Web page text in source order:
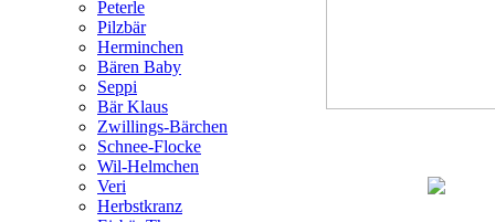
Peterle
Pilzbär
Herminchen
Bären Baby
Seppi
Bär Klaus
Zwillings-Bärchen
Schnee-Flocke
Wil-Helmchen
Veri
Herbstkranz